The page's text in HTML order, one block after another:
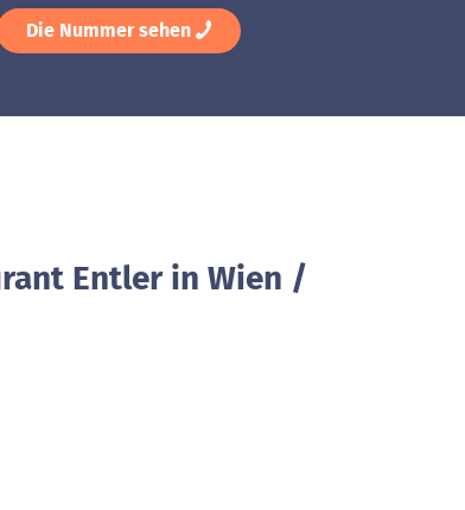
Die Nummer sehen
Entler in Wien /